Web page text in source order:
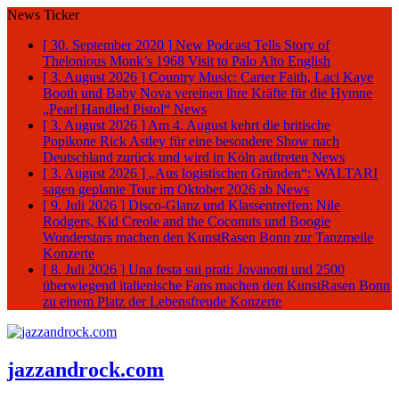
News Ticker
[ 30. September 2020 ] New Podcast Tells Story of
Thelonious Monk’s 1968 Visit to Palo Alto English
[ 3. August 2026 ] Country Music: Carter Faith, Laci Kaye
Booth und Baby Nova vereinen ihre Kräfte für die Hymne
„Pearl Handled Pistol“ News
[ 3. August 2026 ] Am 4. August kehrt die britische
Popikone Rick Astley für eine besondere Show nach
Deutschland zurück und wird in Köln auftreten News
[ 3. August 2026 ] „Aus logistischen Gründen“: WALTARI
sagen geplante Tour im Oktober 2026 ab News
[ 9. Juli 2026 ] Disco-Glanz und Klassentreffen: Nile
Rodgers, Kid Creole and the Coconuts und Boogie
Wonderstars machen den KunstRasen Bonn zur Tanzmeile
Konzerte
[ 8. Juli 2026 ] Una festa sui prati: Jovanotti und 2500
überwiegend italienische Fans machen den KunstRasen Bonn
zu einem Platz der Lebensfreude Konzerte
jazzandrock.com